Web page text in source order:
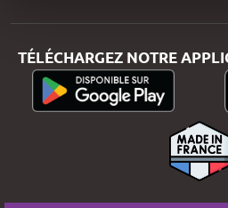
TÉLÉCHARGEZ NOTRE